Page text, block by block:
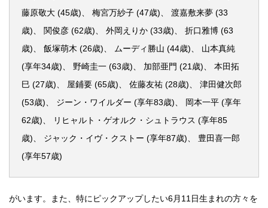
藤原敬大 (45歳)、 梅宮万紗子 (47歳)、 渡嘉敷来夢 (33
歳)、 関俊彦 (62歳)、 外岡えりか (33歳)、 折口雅博 (63
歳)、 飯塚萌木 (26歳)、 ムーディ勝山 (44歳)、 山本真純
(享年34歳)、 野崎圭一 (63歳)、 加部亜門 (21歳)、 本田拓
巳 (27歳)、 屋鋪要 (65歳)、 佐藤友祐 (28歳)、 津田健次郎
(53歳)、 ジーン・ワイルダー (享年83歳)、 岡本一平 (享年
62歳)、 リヒャルト・ゲオルク・シュトラウス (享年85
歳)、 ジャック・イヴ・クストー (享年87歳)、 豊田喜一郎
(享年57歳)
がいます。また、特にピックアップしたい6月11日生まれの方々を